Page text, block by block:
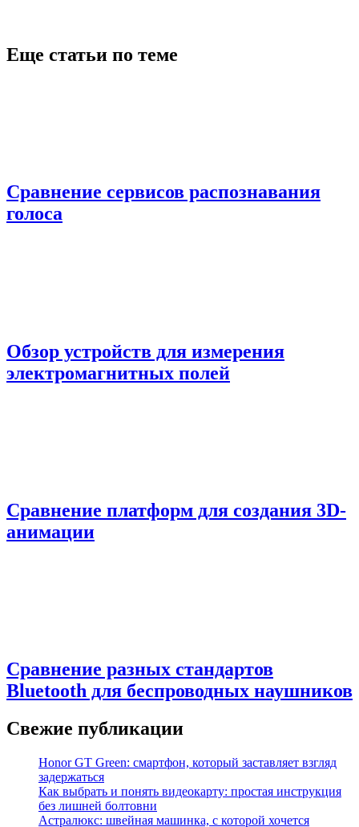
Еще статьи по теме
Сравнение сервисов распознавания
голоса
Обзор устройств для измерения
электромагнитных полей
Сравнение платформ для создания 3D-
анимации
Сравнение разных стандартов
Bluetooth для беспроводных наушников
Свежие публикации
Honor GT Green: смартфон, который заставляет взгляд
задержаться
Как выбрать и понять видеокарту: простая инструкция
без лишней болтовни
Астралюкс: швейная машинка, с которой хочется